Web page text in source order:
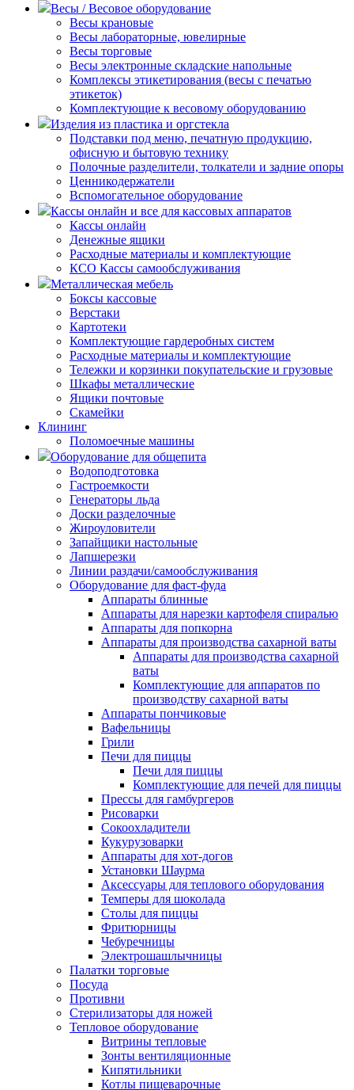
Весы / Весовое оборудование
Весы крановые
Весы лабораторные, ювелирные
Весы торговые
Весы электронные складские напольные
Комплексы этикетирования (весы с печатью
этикеток)
Комплектующие к весовому оборудованию
Изделия из пластика и оргстекла
Подставки под меню, печатную продукцию,
офисную и бытовую технику
Полочные разделители, толкатели и задние опоры
Ценникодержатели
Вспомогательное оборудование
Кассы онлайн и все для кассовых аппаратов
Кассы онлайн
Денежные ящики
Расходные материалы и комплектующие
КСО Кассы самообслуживания
Металлическая мебель
Боксы кассовые
Верстаки
Картотеки
Комплектующие гардеробных систем
Расходные материалы и комплектующие
Тележки и корзинки покупательские и грузовые
Шкафы металлические
Ящики почтовые
Скамейки
Клининг
Поломоечные машины
Оборудование для общепита
Водоподготовка
Гастроемкости
Генераторы льда
Доски разделочные
Жироуловители
Запайщики настольные
Лапшерезки
Линии раздачи/самообслуживания
Оборудование для фаст-фуда
Аппараты блинные
Аппараты для нарезки картофеля спиралью
Аппараты для попкорна
Аппараты для производства сахарной ваты
Аппараты для производства сахарной
ваты
Комплектующие для аппаратов по
производству сахарной ваты
Аппараты пончиковые
Вафельницы
Грили
Печи для пиццы
Печи для пиццы
Комплектующие для печей для пиццы
Прессы для гамбургеров
Рисоварки
Сокоохладители
Кукурузоварки
Аппараты для хот-догов
Установки Шаурма
Аксессуары для теплового оборудования
Темперы для шоколада
Столы для пиццы
Фритюрницы
Чебуречницы
Электрошашлычницы
Палатки торговые
Посуда
Противни
Стерилизаторы для ножей
Тепловое оборудование
Витрины тепловые
Зонты вентиляционные
Кипятильники
Котлы пищеварочные